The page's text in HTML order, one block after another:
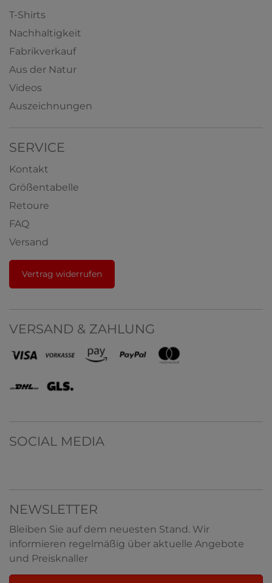
T-Shirts
Nachhaltigkeit
Fabrikverkauf
Aus der Natur
Videos
Auszeichnungen
SERVICE
Kontakt
Größentabelle
Retoure
FAQ
Versand
Vertrag widerrufen
VERSAND & ZAHLUNG
SOCIAL MEDIA
NEWSLETTER
Bleiben Sie auf dem neuesten Stand. Wir
informieren regelmäßig über aktuelle Angebote
und Preisknaller